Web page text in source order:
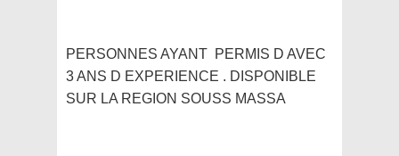
PERSONNES AYANT PERMIS D AVEC
3 ANS D EXPERIENCE . DISPONIBLE
SUR LA REGION SOUSS MASSA